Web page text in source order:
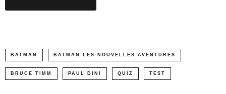
BATMAN BATMAN LES NOUVELLES AVENTURES
BRUCE TIMM PAUL DINI QUIZ TEST